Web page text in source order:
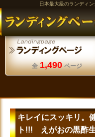
日本最大級のランディ
全 1,490 ページ
キレイにスッキリ。
ト!!! えがおの黒酢